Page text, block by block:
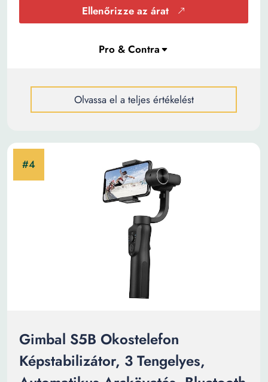
Ellenőrizze az árat
Olvassa el a teljes értékelést
Gimbal S5B Okostelefon
Képstabilizátor, 3 Tengelyes,